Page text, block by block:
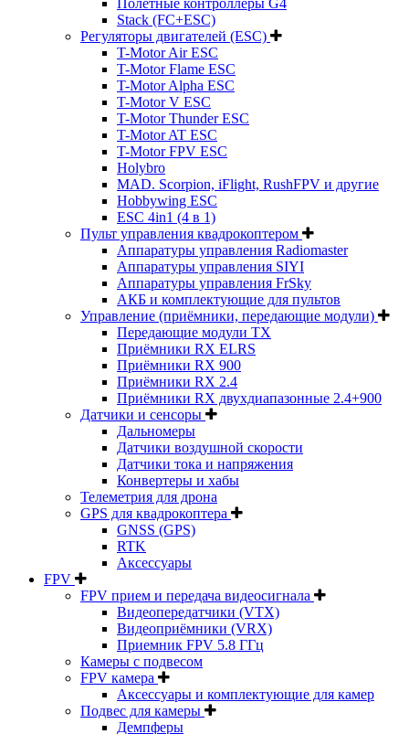
Полётные контроллеры G4
Stack (FC+ESC)
Регуляторы двигателей (ESC)
T-Motor Air ESC
T-Motor Flame ESC
T-Motor Alpha ESC
T-Motor V ESC
T-Motor Thunder ESC
T-Motor AT ESC
T-Motor FPV ESC
Holybro
MAD. Scorpion, iFlight, RushFPV и другие
Hobbywing ESC
ESC 4in1 (4 в 1)
Пульт управления квадрокоптером
Аппаратуры управления Radiomaster
Аппаратуры управления SIYI
Аппаратуры управления FrSky
АКБ и комплектующие для пультов
Управление (приёмники, передающие модули)
Передающие модули TX
Приёмники RX ELRS
Приёмники RX 900
Приёмники RX 2.4
Приёмники RX двухдиапазонные 2.4+900
Датчики и сенсоры
Дальномеры
Датчики воздушной скорости
Датчики тока и напряжения
Конвертеры и хабы
Телеметрия для дрона
GPS для квадрокоптера
GNSS (GPS)
RTK
Аксессуары
FPV
FPV прием и передача видеосигнала
Видеопередатчики (VTX)
Видеоприёмники (VRX)
Приемник FPV 5.8 ГГц
Камеры с подвесом
FPV камера
Аксессуары и комплектующие для камер
Подвес для камеры
Демпферы